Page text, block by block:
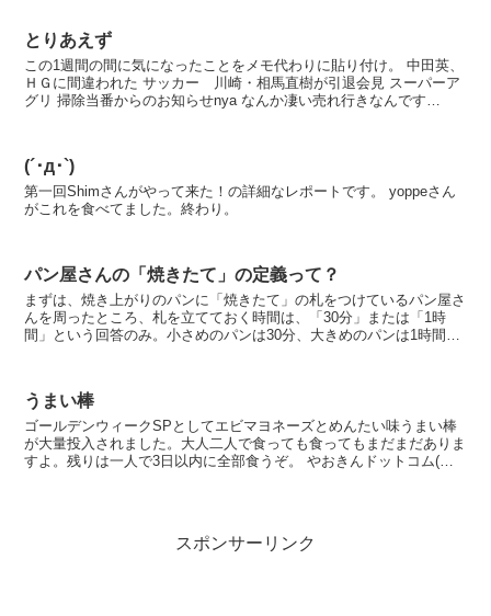
とりあえず
この1週間の間に気になったことをメモ代わりに貼り付け。 中田英、
ＨＧに間違われた サッカー 川崎・相馬直樹が引退会見 スーパーア
グリ 掃除当番からのお知らせnya なんか凄い売れ行きなんです
(´･д･`)
第一回Shimさんがやって来た！の詳細なレポートです。 yoppeさん
がこれを食べてました。終わり。
パン屋さんの「焼きたて」の定義って？
まずは、焼き上がりのパンに「焼きたて」の札をつけているパン屋さ
んを周ったところ、札を立てておく時間は、「30分」または「1時
間」という回答のみ。小さめのパンは30分、大きめのパンは1時間と
うまい棒
ゴールデンウィークSPとしてエビマヨネーズとめんたい味うまい棒
が大量投入されました。大人二人で食っても食ってもまだまだありま
すよ。残りは一人で3日以内に全部食うぞ。 やおきんドットコム(や
スポンサーリンク